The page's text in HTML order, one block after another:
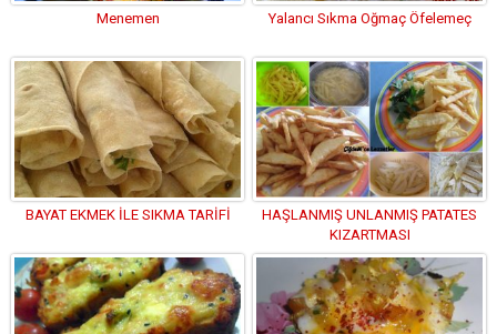
Menemen Yalancı Sıkma Oğmaç Öfelemeç
BAYAT EKMEK İLE SIKMA TARİFİ
HAŞLANMIŞ UNLANMIŞ PATATES
KIZARTMASI